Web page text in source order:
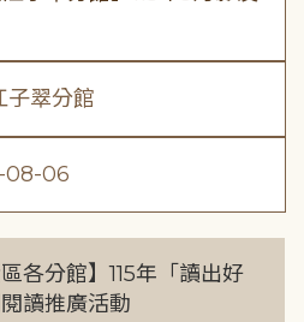
子翠分館
08-06
區各分館】115年「讀出好
讀推廣活動